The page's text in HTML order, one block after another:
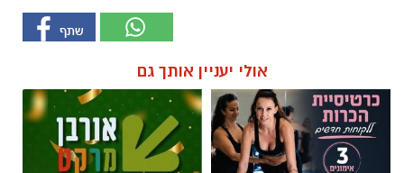
אולי יעניין אותך גם